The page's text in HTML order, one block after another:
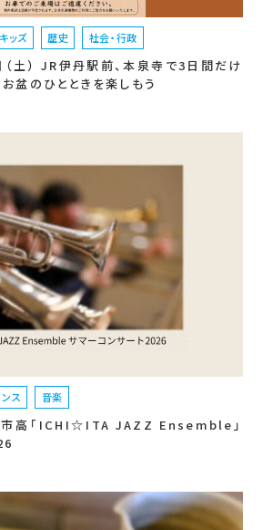
ッズ 歴史 社会・行政
土） JR伊丹駅前、本泉寺で3日間だけ
盆のひとときを楽しもう
ス 音楽
市高「ICHI☆ITA JAZZ Ensemble」